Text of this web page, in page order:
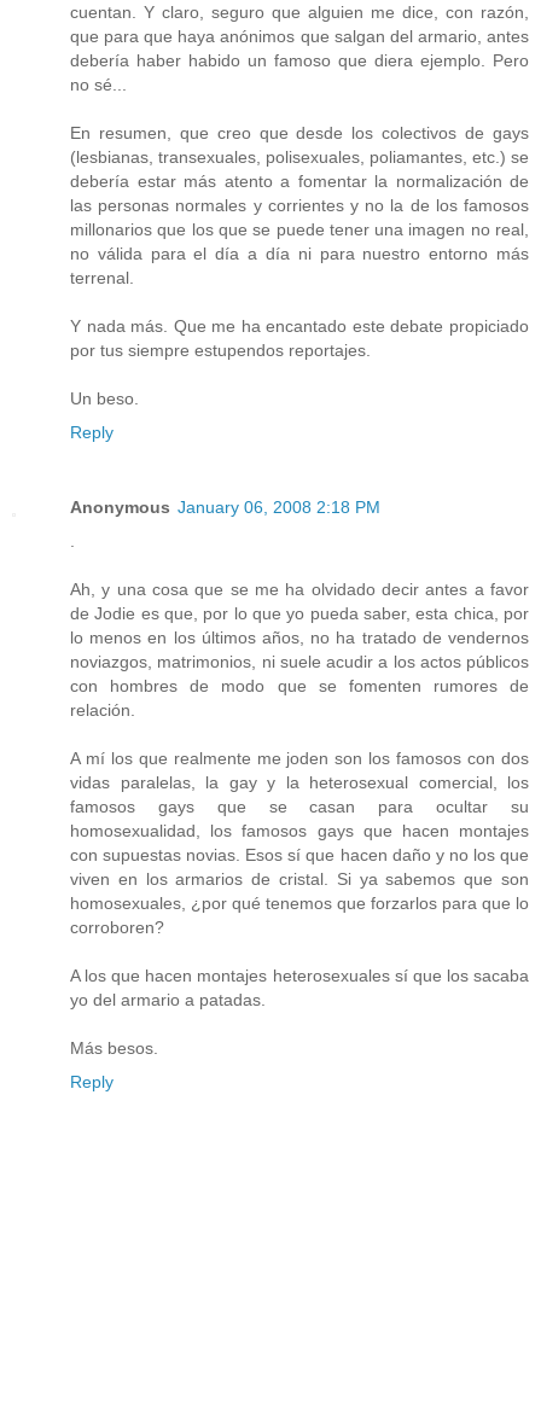
cuentan. Y claro, seguro que alguien me dice, con razón,
que para que haya anónimos que salgan del armario, antes
debería haber habido un famoso que diera ejemplo. Pero
no sé...
En resumen, que creo que desde los colectivos de gays
(lesbianas, transexuales, polisexuales, poliamantes, etc.) se
debería estar más atento a fomentar la normalización de
las personas normales y corrientes y no la de los famosos
millonarios que los que se puede tener una imagen no real,
no válida para el día a día ni para nuestro entorno más
terrenal.
Y nada más. Que me ha encantado este debate propiciado
por tus siempre estupendos reportajes.
Un beso.
Reply
Anonymous January 06, 2008 2:18 PM
Ah, y una cosa que se me ha olvidado decir antes a favor
de Jodie es que, por lo que yo pueda saber, esta chica, por
lo menos en los últimos años, no ha tratado de vendernos
noviazgos, matrimonios, ni suele acudir a los actos públicos
con hombres de modo que se fomenten rumores de
relación.
A mí los que realmente me joden son los famosos con dos
vidas paralelas, la gay y la heterosexual comercial, los
famosos gays que se casan para ocultar su
homosexualidad, los famosos gays que hacen montajes
con supuestas novias. Esos sí que hacen daño y no los que
viven en los armarios de cristal. Si ya sabemos que son
homosexuales, ¿por qué tenemos que forzarlos para que lo
corroboren?
A los que hacen montajes heterosexuales sí que los sacaba
yo del armario a patadas.
Más besos.
Reply